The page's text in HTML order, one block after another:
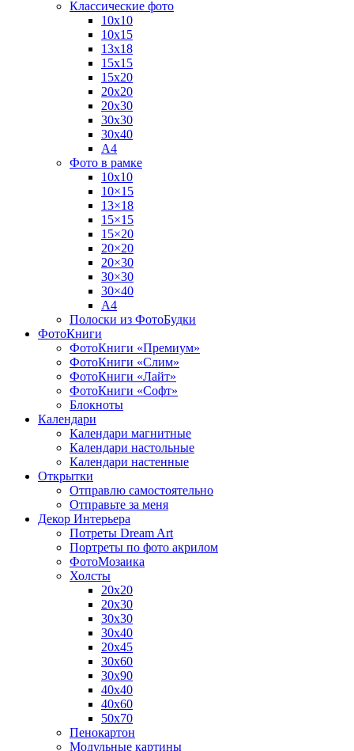
Классические фото
10х10
10х15
13х18
15х15
15х20
20х20
20х30
30х30
30х40
А4
Фото в рамке
10х10
10×15
13×18
15×15
15×20
20×20
20×30
30×30
30×40
A4
Полоски из ФотоБудки
ФотоКниги
ФотоКниги «Премиум»
ФотоКниги «Слим»
ФотоКниги «Лайт»
ФотоКниги «Софт»
Блокноты
Календари
Календари магнитные
Календари настольные
Календари настенные
Открытки
Отправлю самостоятельно
Отправьте за меня
Декор Интерьера
Потреты Dream Art
Портреты по фото акрилом
ФотоМозаика
Холсты
20х20
20х30
30х30
30х40
20х45
30х60
30х90
40х40
40х60
50х70
Пенокартон
Модульные картины